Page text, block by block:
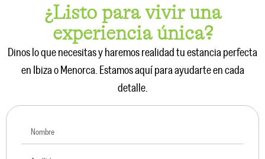
¿Listo para vivir una
experiencia única?
Dinos lo que necesitas y haremos realidad tu estancia perfecta
en Ibiza o Menorca. Estamos aquí para ayudarte en cada
detalle.